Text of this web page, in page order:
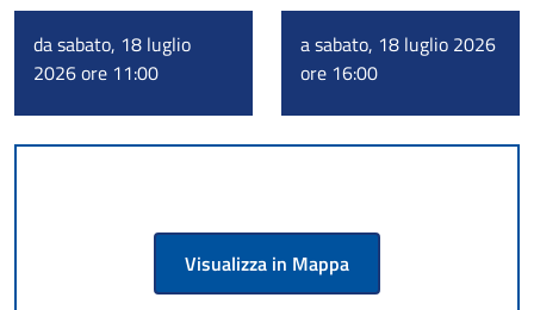
da sabato, 18 luglio
2026 ore 11:00
a sabato, 18 luglio 2026
ore 16:00
Visualizza in Mappa